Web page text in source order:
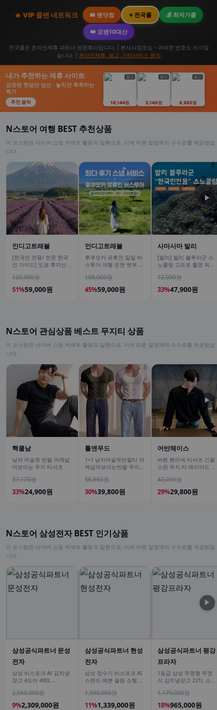
🔥 VIP 콜밴 네트워크 🚐 밴닷컴 ⭐ 전국콜 💰 최저가콜
👑 모밴10대산
전국콜은 온라인제휴 파트너 전문회사입니다. | 본사사칭조심 - 어떠한 번호도 쓰지않
습니다. |
온라인제휴, 광고, 기타서비스 문의
내가 추천하는 제휴 사이트
검증된 핫딜만 엄선 · 놓치면 후회하는
특가
추천 클릭
광고
18,144원
광고
3,140원
광고
8,892원
N스토어 여행 BEST 추천상품
이 포스팅은 네이버 쇼핑 커넥트 활동의 일환으로, 이에 따른 일정액의 수수료를 제공받습
니다.
인디고트래블
[한국인 전용/ 전문 한국
인 가이드] 도쿄 후지산 1
카와시계점/DSLR 사진촬
영
120,000원
51%59,000원
인디고트래블
후쿠오카 유후인 일일 버
스투어 여행 온천 벳부 유
108,000원
45%59,000원
사마사마 발리
[발리] 발리 블루라군 스
노쿨링 고프로 촬영 픽업
체험 산호 열대어
72,000원
33%47,900원
▶
N스토어 관심상품 베스트 무지티 상품
이 포스팅은 네이버 쇼핑 커넥트 활동의 일환으로, 이에 따른 일정액의 수수료를 제공받습
니다.
핵쿨남
남자 머슬핏 반팔 어깨넓
어보이는 무지 티셔츠
37,170원
33%24,900원
톨앤무드
1+1 남자머슬핏반팔티 어
깨넓어보이는반팔 무지티
56,860원
30%39,800원
어반체이스
버튼 헨리넥 티셔츠 긴팔
스판 무지 티 레이어드 이
룩
42,000원
29%29,800원
▶
N스토어 삼성전자 BEST 인기상품
이 포스팅은 네이버 쇼핑 커넥트 활동의 일환으로, 이에 따른 일정액의 수수료를 제공받습
니다.
삼성공식파트너 문성
전자
삼성 비스포크 AI 김치냉
장고 4도어 490L
이트 유산균아삭 숙성모
드
2,550,000원
9%2,309,000원
삼성공식파트너 현성
전자
삼성 정수기 비스포크 AI
스탠드 예쁜 슬림 소형 일
커피정수기
1,500,000원
11%1,339,000원
삼성공식파트너 평강
프라자
1등급 삼성 뚜껑형 뚜껑
식 김치냉장고 221L 소형
버 RP22C3111Z1
1,179,000원
18%965,000원
▶